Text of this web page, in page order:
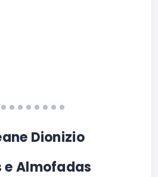
Dionizio
e Almofadas